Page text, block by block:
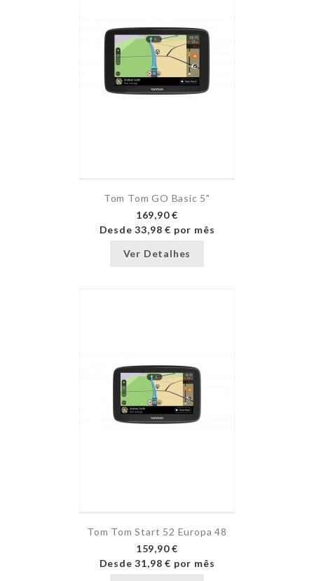
Tom Tom GO Basic 5"
169,90 €
Desde33,98 € por mês
Ver Detalhes
Tom Tom Start 52 Europa 48
159,90 €
Desde31,98 € por mês